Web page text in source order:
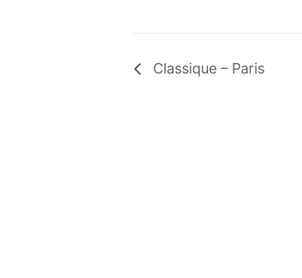
Classique – Paris